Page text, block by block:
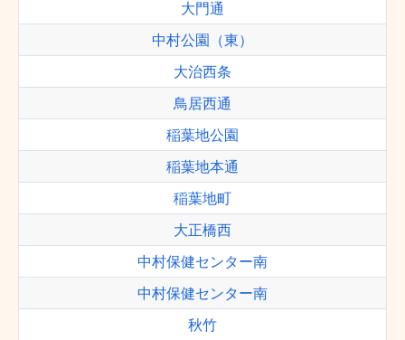
大門通
中村公園（東）
大治西条
鳥居西通
稲葉地公園
稲葉地本通
稲葉地町
大正橋西
中村保健センター南
中村保健センター南
秋竹